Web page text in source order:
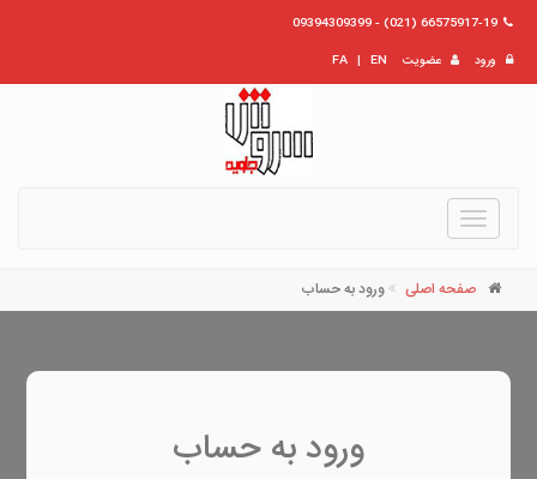
66575917-19 (021) - 09394309399
ورود
عضویت EN
|
FA
Toggle
navigation
صفحه اصلی ورود به حساب
ورود به حساب